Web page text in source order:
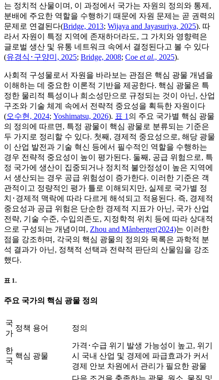
는 정치적 산물이며, 이 과정에서 국가는 자원의 정의와 통제,
분배에 주요한 역할을 수행하기 때문에 자원 문제는 곧 권력의
문제로 연결된다(Bridge, 2013; Wijaya and Jayasuriya, 2025). 따
라서 자원이 특정 지역에 존재하더라도, 그 가치와 영향력은
글로벌 생산 및 유통 네트워크 속에서 결정된다고 볼 수 있다
(유경식･구양미, 2025; Bridge, 2008; Coe et al., 2025).
사회적 구성물로서 자원을 바라보는 관점은 핵심 광물 개념을
이해하는 데 중요한 이론적 기반을 제공한다. 핵심 광물은 특
정한 물리적 특성이나 희소성만으로 규정되는 것이 아닌, 산업
구조와 기술 체계 속에서 전략적 중요성을 획득한 자원이다
(오수현, 2024; Yoshimatsu, 2026). 표 1 의 주요 국가별 핵심 광물
의 정의에 따르면, 특정 광물이 핵심 광물로 분류되는 기준은
두 가지로 정리할 수 있다. 첫째, 경제적 중요성으로, 해당 광물
이 산업 발전과 기술 혁신 등에서 필수적인 역할을 수행하는
경우 전략적 중요성이 높이 평가된다. 둘째, 공급 위험으로, 특
정 국가에 생산이 집중되거나 정치적 불안정성이 높은 지역에
서 생산되는 경우 공급 위험성이 증가한다. 이러한 기준은 객
관적이고 정량적인 평가 틀로 이해되지만, 실제로 국가별 정
치･경제적 맥락에 따라 다르게 해석되고 적용된다. 즉, 경제적
중요성과 공급 위험은 단순한 경제적 지표가 아닌, 국가 산업
전략, 기술 수준, 수입의존도, 지정학적 위치 등에 따라 상대적
으로 구성되는 개념이며, Zhou and Månberger(2024)는 이러한
점을 강조하며, 각국의 핵심 광물의 정의와 목록은 과학적 분
석 결과가 아닌, 정책적 선택과 전략적 판단의 산물임을 강조
했다.
표 1.
주요 국가의 핵심 광물 정의
국
가
정책 용어 정의
한
국
핵심 광물
가격･수급 위기 발생 가능성이 높고, 위기
시 국내 산업 및 경제에 파급효과가 커서
경제 안보 차원에서 관리가 필요한 광물
다음 조건을 충족하는 광물, 원소, 물질 및